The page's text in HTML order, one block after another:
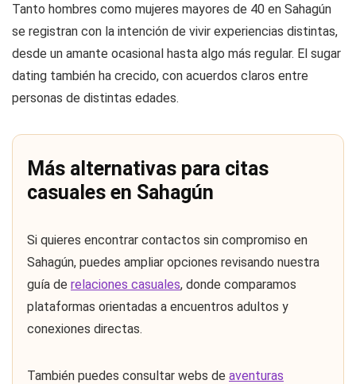
Tanto hombres como mujeres mayores de 40 en Sahagún
se registran con la intención de vivir experiencias distintas,
desde un amante ocasional hasta algo más regular. El sugar
dating también ha crecido, con acuerdos claros entre
personas de distintas edades.
Más alternativas para citas
casuales en Sahagún
Si quieres encontrar contactos sin compromiso en
Sahagún, puedes ampliar opciones revisando nuestra
guía de relaciones casuales, donde comparamos
plataformas orientadas a encuentros adultos y
conexiones directas.
También puedes consultar webs de aventuras